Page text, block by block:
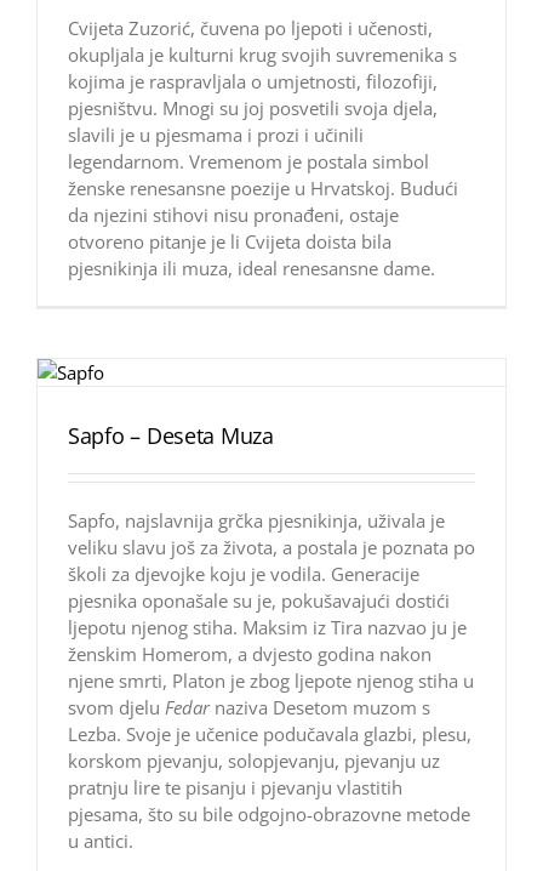
Cvijeta Zuzorić, čuvena po ljepoti i učenosti,
okupljala je kulturni krug svojih suvremenika s
kojima je raspravljala o umjetnosti, filozofiji,
pjesništvu. Mnogi su joj posvetili svoja djela,
slavili je u pjesmama i prozi i učinili
legendarnom. Vremenom je postala simbol
ženske renesansne poezije u Hrvatskoj. Budući
da njezini stihovi nisu pronađeni, ostaje
otvoreno pitanje je li Cvijeta doista bila
pjesnikinja ili muza, ideal renesansne dame.
Sapfo – Deseta Muza
Sapfo, najslavnija grčka pjesnikinja, uživala je
veliku slavu još za života, a postala je poznata po
školi za djevojke koju je vodila. Generacije
pjesnika oponašale su je, pokušavajući dostići
ljepotu njenog stiha. Maksim iz Tira nazvao ju je
ženskim Homerom, a dvjesto godina nakon
njene smrti, Platon je zbog ljepote njenog stiha u
svom djelu Fedarnaziva Desetom muzom s
Lezba. Svoje je učenice podučavala glazbi, plesu,
korskom pjevanju, solopjevanju, pjevanju uz
pratnju lire te pisanju i pjevanju vlastitih
pjesama, što su bile odgojno-obrazovne metode
u antici.